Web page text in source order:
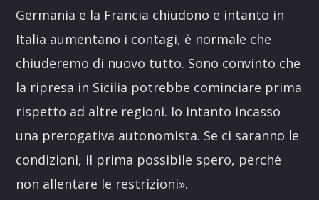
Germania e la Francia chiudono e intanto in
Italia aumentano i contagi, è normale che
chiuderemo di nuovo tutto. Sono convinto che
la ripresa in Sicilia potrebbe cominciare prima
rispetto ad altre regioni. Io intanto incasso
una prerogativa autonomista. Se ci saranno le
condizioni, il prima possibile spero, perché
non allentare le restrizioni».